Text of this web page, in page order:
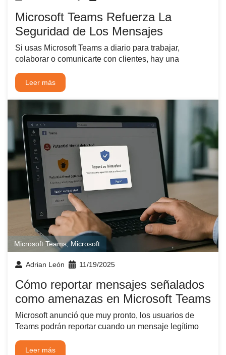
Microsoft Teams Refuerza La
Seguridad de Los Mensajes
Si usas Microsoft Teams a diario para trabajar,
colaborar o comunicarte con clientes, hay una
Leer más
Microsoft Teams,Microsoft
Adrian León 11/19/2025
Cómo reportar mensajes señalados
como amenazas en Microsoft Teams
Microsoft anunció que muy pronto, los usuarios de
Teams podrán reportar cuando un mensaje legítimo
Leer más